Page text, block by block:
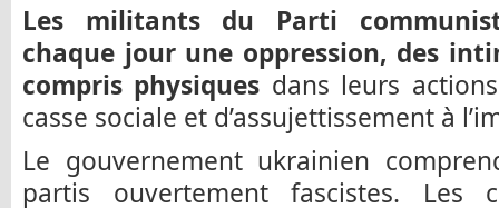
Les militants du Parti
chaque jour une oppression, des
compris physiques dans leurs
casse sociale et d’assujettissement à
Le gouvernement ukrainien
partis ouvertement fascistes. Les